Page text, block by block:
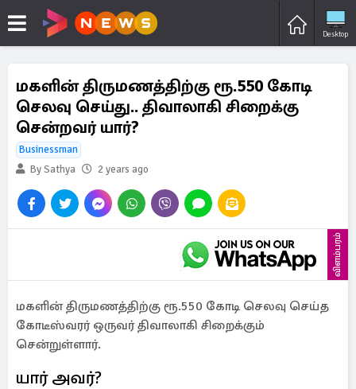
Desktop
மகளின் திருமணத்திற்கு ரூ.550 கோடி
செலவு செய்து.. திவாலாகி சிறைக்கு
சென்றவர் யார்?
Businessman
By Sathya
2 years ago
விளம்பரம்
மகளின் திருமணத்திற்கு ரூ.550 கோடி செலவு செய்த
கோடீஸ்வரர் ஒருவர் திவாலாகி சிறைக்கும்
சென்றுள்ளார்.
யார் அவர்?